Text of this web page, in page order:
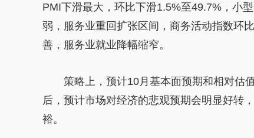
PMI下滑最大，环比下滑1.5%至49.7%，小
弱，服务业重回扩张区间，商务活动指数环
善，服务业就业降幅缩窄。
策略上，预计10月基本面预期和相对估
后，预计市场对经济的悲观预期会明显好转
裕。